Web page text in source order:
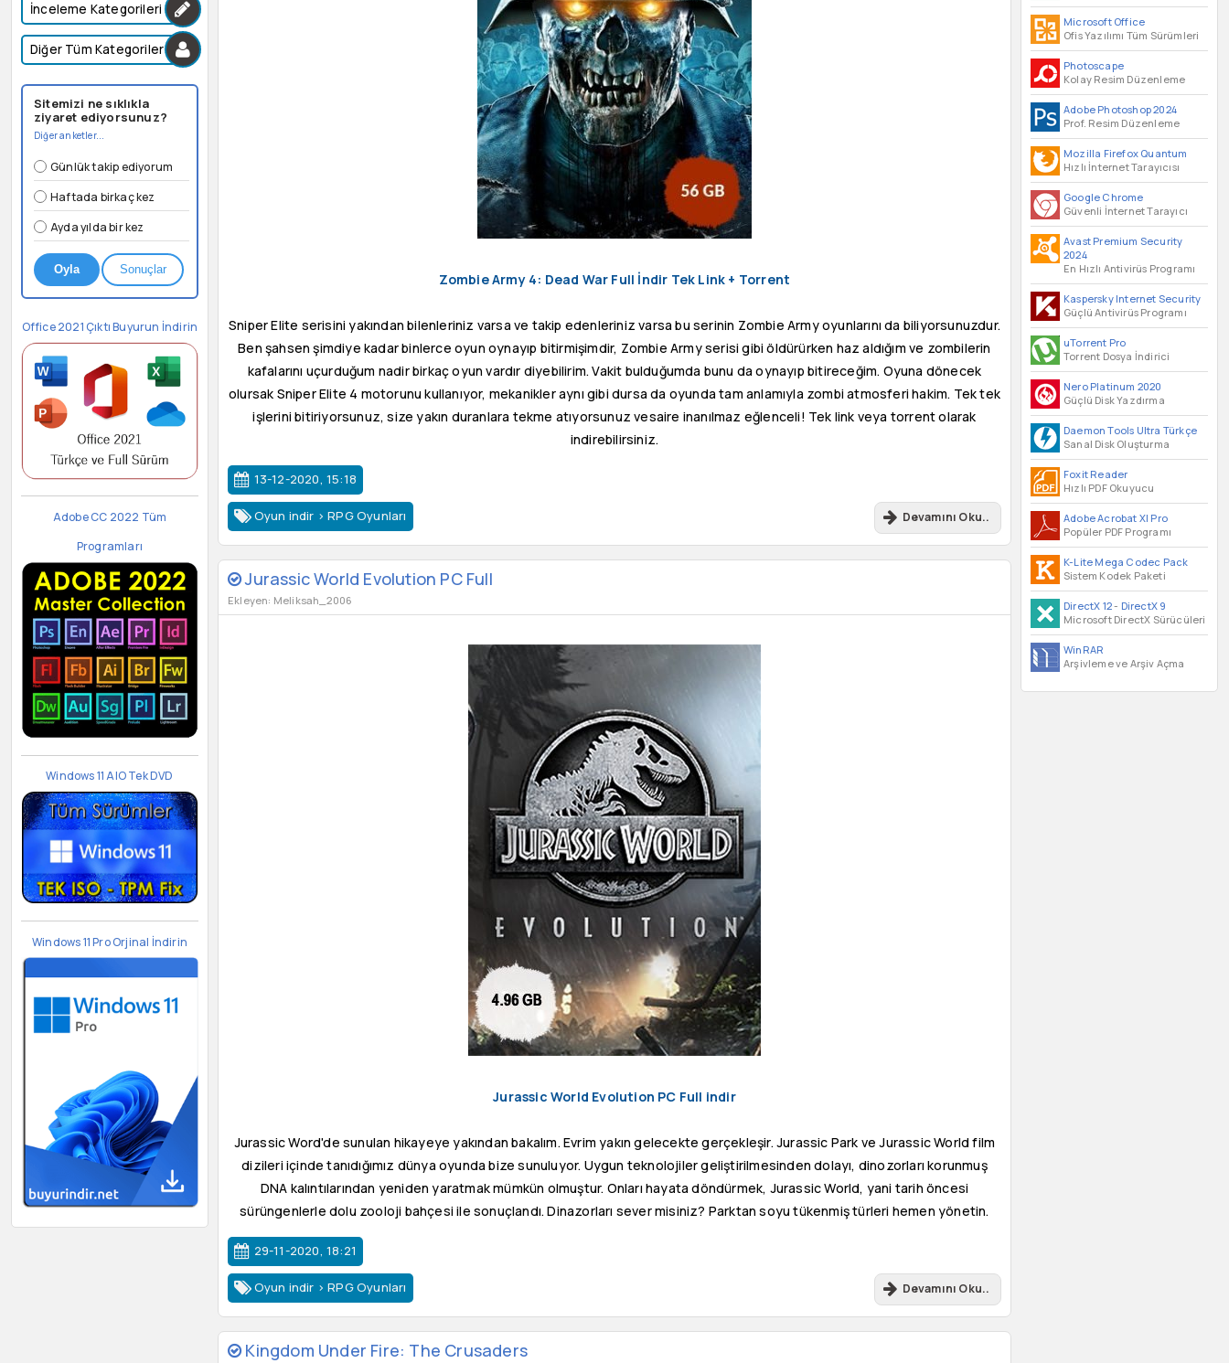
Microsoft Office
Ofis Yazılımı Tüm Sürümleri
Photoscape
Kolay Resim Düzenleme
Adobe Photoshop 2024
Prof. Resim Düzenleme
Mozilla Firefox Quantum
Hızlı İnternet Tarayıcısı
Google Chrome
Güvenli İnternet Tarayıcı
Avast Premium Security
2024
En Hızlı Antivirüs Programı
Kaspersky Internet Security
Güçlü Antivirüs Programı
uTorrent Pro
Torrent Dosya İndirici
Nero Platinum 2020
Güçlü Disk Yazdırma
Daemon Tools Ultra Türkçe
Sanal Disk Oluşturma
Foxit Reader
Hızlı PDF Okuyucu
Adobe Acrobat XI Pro
Popüler PDF Programı
K-Lite Mega Codec Pack
Sistem Kodek Paketi
DirectX 12- DirectX 9
Microsoft DirectX Sürücüleri
WinRAR
Arşivleme ve Arşiv Açma
İnceleme Kategorileri
Diğer Tüm Kategoriler
Sitemizi ne sıklıkla
ziyaret ediyorsunuz?
Diğer anketler...
Günlük takip ediyorum
Haftada birkaç kez
Ayda yılda bir kez
Oyla Sonuçlar
Office 2021 Çıktı Buyurun İndirin
Adobe CC 2022 Tüm
Programları
Windows 11 AIO Tek DVD
Windows 11 Pro Orjinal İndirin
Zombie Army 4: Dead War Full İndir Tek Link + Torrent
Sniper Elite serisini yakından bilenleriniz varsa ve takip edenleriniz varsa bu serinin Zombie Army oyunlarını da biliyorsunuzdur.
Ben şahsen şimdiye kadar binlerce oyun oynayıp bitirmişimdir, Zombie Army serisi gibi öldürürken haz aldığım ve zombilerin
kafalarını uçurduğum nadir birkaç oyun vardır diyebilirim. Vakit bulduğumda bunu da oynayıp bitireceğim. Oyuna dönecek
olursak Sniper Elite 4 motorunu kullanıyor, mekanikler aynı gibi dursa da oyunda tam anlamıyla zombi atmosferi hakim. Tek tek
işlerini bitiriyorsunuz, size yakın duranlara tekme atıyorsunuz vesaire inanılmaz eğlenceli! Tek link veya torrent olarak
indirebilirsiniz.
13-12-2020, 15:18
Oyun indir >RPG Oyunları Devamını Oku..
Jurassic World Evolution PC Full
Ekleyen: Meliksah_2006
Jurassic World Evolution PC Full indir
Jurassic Word'de sunulan hikayeye yakından bakalım. Evrim yakın gelecekte gerçekleşir. Jurassic Park ve Jurassic World film
dizileri içinde tanıdığımız dünya oyunda bize sunuluyor. Uygun teknolojiler geliştirilmesinden dolayı, dinozorları korunmuş
DNA kalıntılarından yeniden yaratmak mümkün olmuştur. Onları hayata döndürmek, Jurassic World, yani tarih öncesi
sürüngenlerle dolu zooloji bahçesi ile sonuçlandı. Dinazorları sever misiniz? Parktan soyu tükenmiş türleri hemen yönetin.
29-11-2020, 18:21
Oyun indir >RPG Oyunları Devamını Oku..
Kingdom Under Fire: The Crusaders